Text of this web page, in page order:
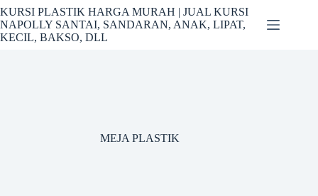
Skip
to
content
KURSI PLASTIK HARGA MURAH | JUAL KURSI
NAPOLLY SANTAI, SANDARAN, ANAK, LIPAT,
KECIL, BAKSO, DLL
MEJA PLASTIK